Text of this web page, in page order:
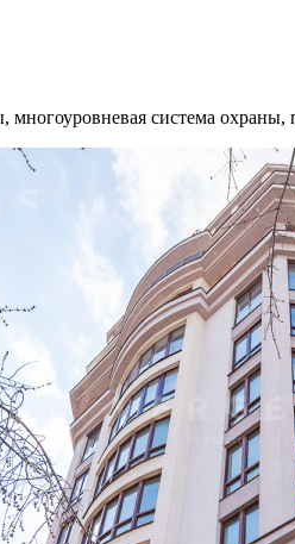
система охраны,